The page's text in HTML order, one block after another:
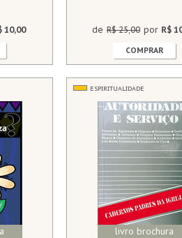
10,00 de R$ 25,00 por R$
COMPRAR
ESPIRITUALIDADE
livro brochura